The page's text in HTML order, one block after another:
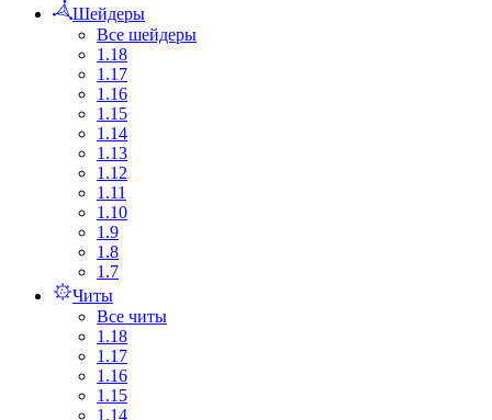
Шейдеры
Все шейдеры
1.18
1.17
1.16
1.15
1.14
1.13
1.12
1.11
1.10
1.9
1.8
1.7
Читы
Все читы
1.18
1.17
1.16
1.15
1.14